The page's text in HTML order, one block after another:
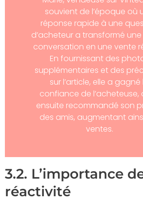
souvient de l’époque où
réponse rapide à une
d’acheteur a transformé une
conversation en une vente
En fournissant des
supplémentaires et des
sur l’article, elle a gagné
confiance de l’acheteuse,
ensuite recommandé son
des amis, augmentant
ventes.
3.2. L’importance
réactivité